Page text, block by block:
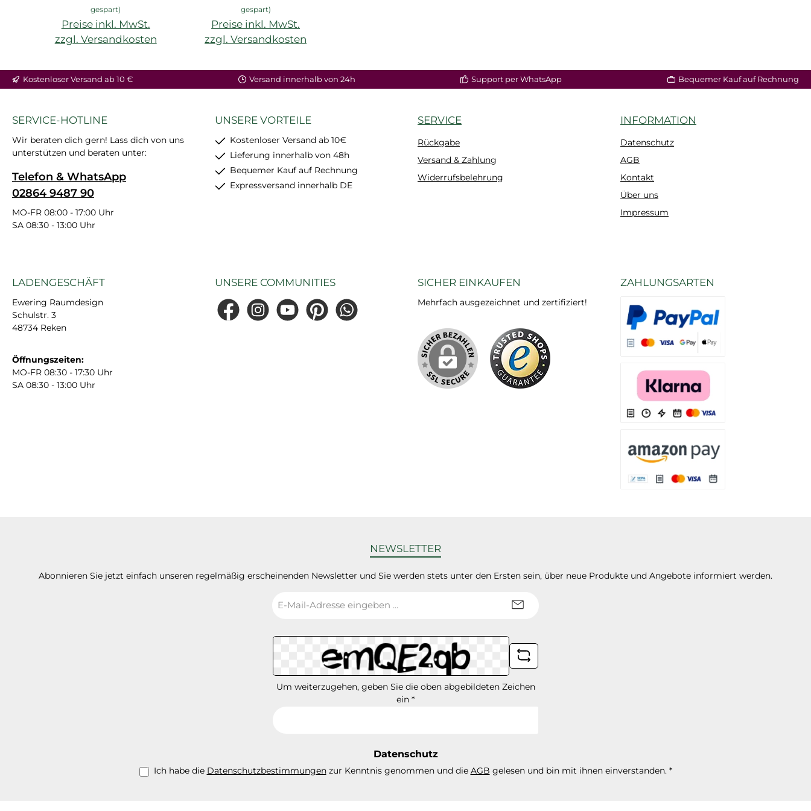
gespart)
Preise inkl. MwSt.
zzgl. Versandkosten
gespart)
Preise inkl. MwSt.
zzgl. Versandkosten
Kostenloser Versand ab 10 € Versand innerhalb von 24h Support per WhatsApp Bequemer Kauf auf Rechnung
SERVICE-HOTLINE
Wir beraten dich gern! Lass dich von uns
unterstützen und beraten unter:
Telefon & WhatsApp
02864 9487 90
MO-FR 08:00 - 17:00 Uhr
SA 08:30 - 13:00 Uhr
UNSERE VORTEILE
Kostenloser Versand ab 10€
Lieferung innerhalb von 48h
Bequemer Kauf auf Rechnung
Expressversand innerhalb DE
SERVICE
Rückgabe
Versand & Zahlung
Widerrufsbelehrung
INFORMATION
Datenschutz
AGB
Kontakt
Über uns
Impressum
LADENGESCHÄFT
Ewering Raumdesign
Schulstr. 3
48734 Reken
Öffnungszeiten:
MO-FR 08:30 - 17:30 Uhr
SA 08:30 - 13:00 Uhr
UNSERE COMMUNITIES
FacebookInstagramYouTubePinterestWhatsApp
SICHER EINKAUFEN
Mehrfach ausgezeichnet und zertifiziert!
ZAHLUNGSARTEN
NEWSLETTER
Abonnieren Sie jetzt einfach unseren regelmäßig erscheinenden Newsletter und Sie werden stets unter den Ersten sein, über neue Produkte und Angebote informiert werden.
Mail-
*
Um weiterzugehen, geben Sie die oben abgebildeten Zeichen
ein *
Datenschutz
Ich habe die Datenschutzbestimmungenzur Kenntnis genommen und die AGB gelesen und bin mit ihnen einverstanden. *